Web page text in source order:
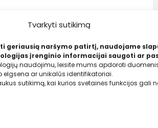
Tvarkyti sutikimą
geriausią naršymo patirtį, naudojame
įrenginio informacijai saugoti ar
naudojimu, leisite mums apdoroti
elgsena ar unikalūs identifikatoriai.
sutikimą, kai kurios svetainės funkcijos gali